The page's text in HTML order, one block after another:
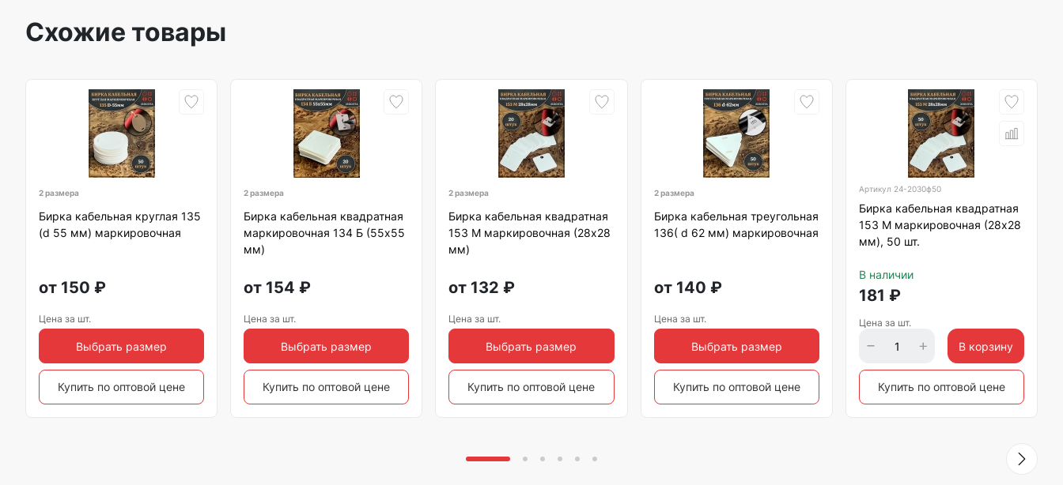
Схожие товары
2 размера
Бирка кабельная круглая 135
(d 55 мм) маркировочная
от 150 ₽
Цена за шт.
Выбрать размер
Купить по оптовой цене
2 размера
Бирка кабельная квадратная
маркировочная 134 Б (55х55
мм)
от 154 ₽
Цена за шт.
Выбрать размер
Купить по оптовой цене
2 размера
Бирка кабельная квадратная
153 М маркировочная (28х28
мм)
от 132 ₽
Цена за шт.
Выбрать размер
Купить по оптовой цене
2 размера
Бирка кабельная треугольная
136( d 62 мм) маркировочная
от 140 ₽
Цена за шт.
Выбрать размер
Купить по оптовой цене
Артикул 24-2030ф50
Бирка кабельная квадратная
153 М маркировочная (28х28
мм), 50 шт.
В наличии
181 ₽
Цена за шт.
В корзину
Купить по оптовой цене